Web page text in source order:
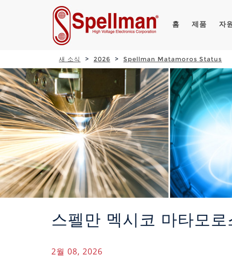
홈 제품 자
새 소식 2026 Spellman Matamoros Status
스펠만 멕시코 마타모
2월 08, 2026